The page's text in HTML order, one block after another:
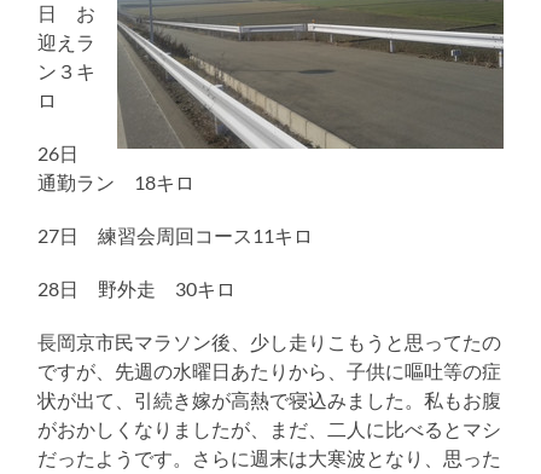
日 お
迎えラ
ン３キ
ロ
26日
通勤ラン 18キロ
27日 練習会周回コース11キロ
28日 野外走 30キロ
長岡京市民マラソン後、少し走りこもうと思ってたの
ですが、先週の水曜日あたりから、子供に嘔吐等の症
状が出て、引続き嫁が高熱で寝込みました。私もお腹
がおかしくなりましたが、まだ、二人に比べるとマシ
だったようです。さらに週末は大寒波となり、思った